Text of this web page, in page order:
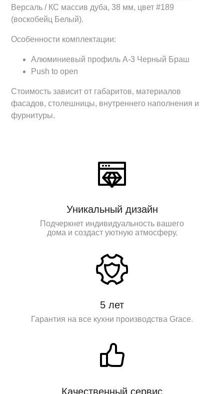
Версаль / КС массив дуба, 38 мм, цвет #189
(воскобейц Белый).
Особенности комплектации:
Алюминиевый профиль А-3 Черный Браш
Push to open
Стоимость зависит от габаритов, материалов
фасадов, столешницы, внутреннего наполнения и
фурнитуры.
Уникальный дизайн
Подчеркнет индивидуальность вашего
дома и создаст уютную атмосферу.
5 лет
Гарантия на все кухни производства Grace.
Качественный сервис